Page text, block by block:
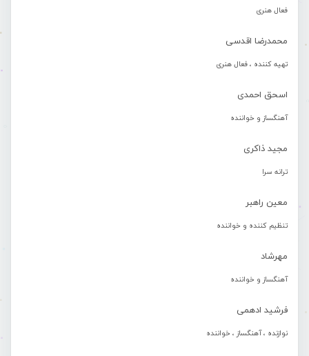
فعال هنری
محمدرضا اقدسی
تهیه کننده ، فعال هنری
اسحق احمدی
آهنگساز و خواننده
مجید ذاکری
ترانه سرا
معین راهبر
تنظیم کننده و خواننده
مهرشاد
آهنگساز و خواننده
فرشید ادهمی
نوازنده ، آهنگساز ، خواننده